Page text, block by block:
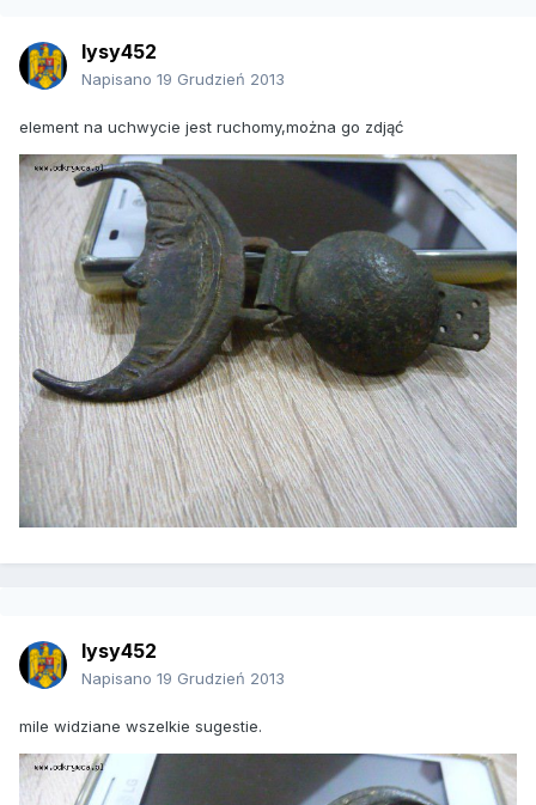
lysy452
Napisano 19 Grudzień 2013
element na uchwycie jest ruchomy,można go zdjąć
lysy452
Napisano 19 Grudzień 2013
mile widziane wszelkie sugestie.